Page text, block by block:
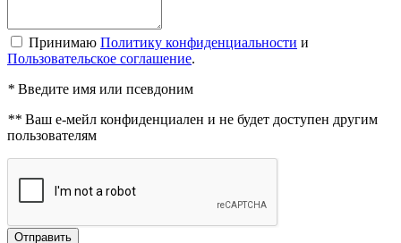
Принимаю Политику конфиденциальности и
Пользовательское соглашение.
* Введите имя или псевдоним
** Ваш е-мейл конфиденциален и не будет доступен другим
пользователям
Отправить